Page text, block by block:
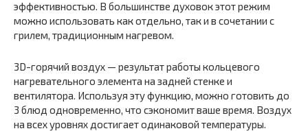
эффективностью. В большинстве духовок этот режим
можно использовать как отдельно, так и в сочетании с
грилем, традиционным нагревом.
3D-горячий воздух — результат работы кольцевого
нагревательного элемента на задней стенке и
вентилятора. Используя эту функцию, можно готовить до
3 блюд одновременно, что сэкономит ваше время. Воздух
на всех уровнях достигает одинаковой температуры.